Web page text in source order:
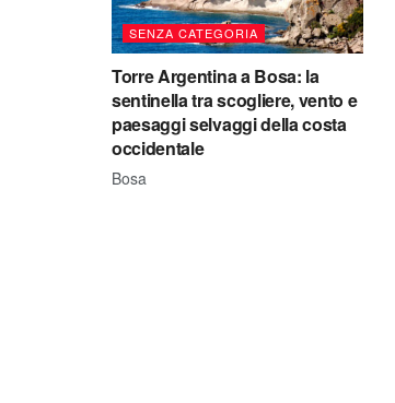
SENZA CATEGORIA
Torre Argentina a Bosa: la
sentinella tra scogliere, vento e
paesaggi selvaggi della costa
occidentale
Bosa